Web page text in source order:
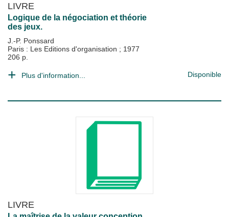
LIVRE
Logique de la négociation et théorie
des jeux.
J.-P. Ponssard
Paris : Les Editions d'organisation ; 1977
206 p.
Plus d'information... Disponible
LIVRE